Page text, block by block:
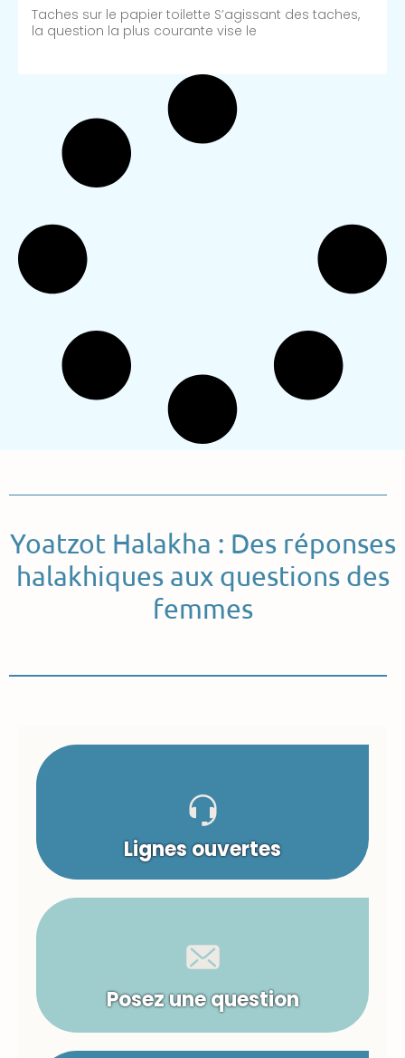
Taches sur le papier toilette S’agissant des taches,
la question la plus courante vise le
Yoatzot Halakha : Des réponses
halakhiques aux questions des
femmes
Lignes ouvertes
Posez une question